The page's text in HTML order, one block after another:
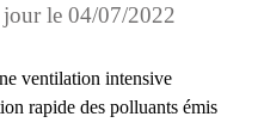
jour le 04/07/2022
ventilation intensive
rapide des polluants émis